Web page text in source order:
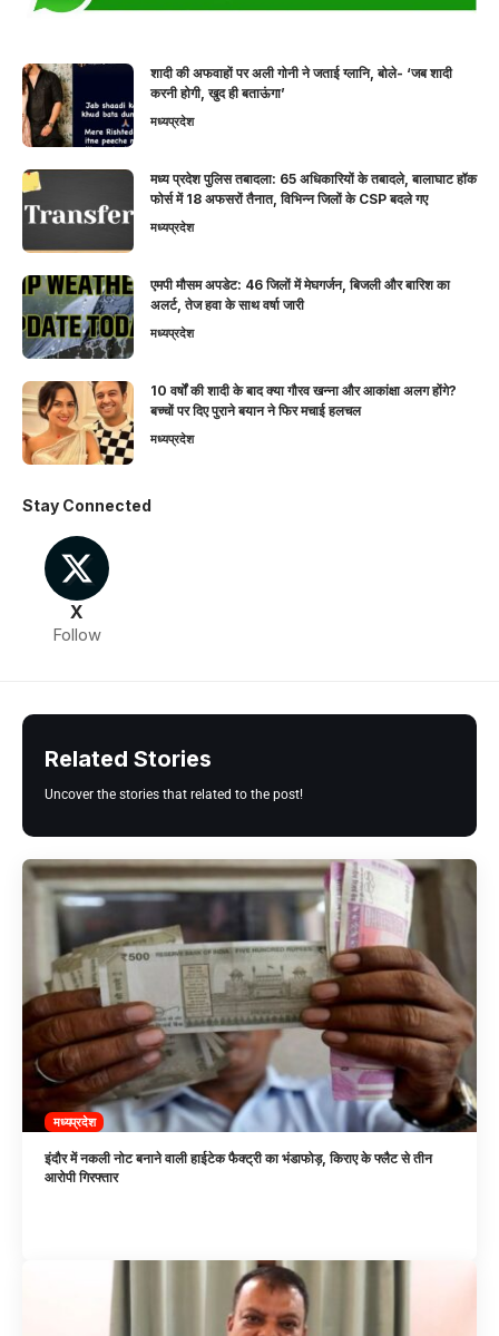
शादी की अफवाहों पर अली गोनी ने जताई ग्लानि, बोले- ‘जब शादी
करनी होगी, खुद ही बताऊंगा’
मध्यप्रदेश
मध्य प्रदेश पुलिस तबादला: 65 अधिकारियों के तबादले, बालाघाट हॉक
फोर्स में 18 अफसरों तैनात, विभिन्न जिलों के CSP बदले गए
मध्यप्रदेश
एमपी मौसम अपडेट: 46 जिलों में मेघगर्जन, बिजली और बारिश का
अलर्ट, तेज हवा के साथ वर्षा जारी
मध्यप्रदेश
10 वर्षों की शादी के बाद क्या गौरव खन्ना और आकांक्षा अलग होंगे?
बच्चों पर दिए पुराने बयान ने फिर मचाई हलचल
मध्यप्रदेश
Stay Connected
X
Follow
Related Stories
Uncover the stories that related to the post!
मध्यप्रदेश
इंदौर में नकली नोट बनाने वाली हाईटेक फैक्ट्री का भंडाफोड़, किराए के फ्लैट से तीन
आरोपी गिरफ्तार